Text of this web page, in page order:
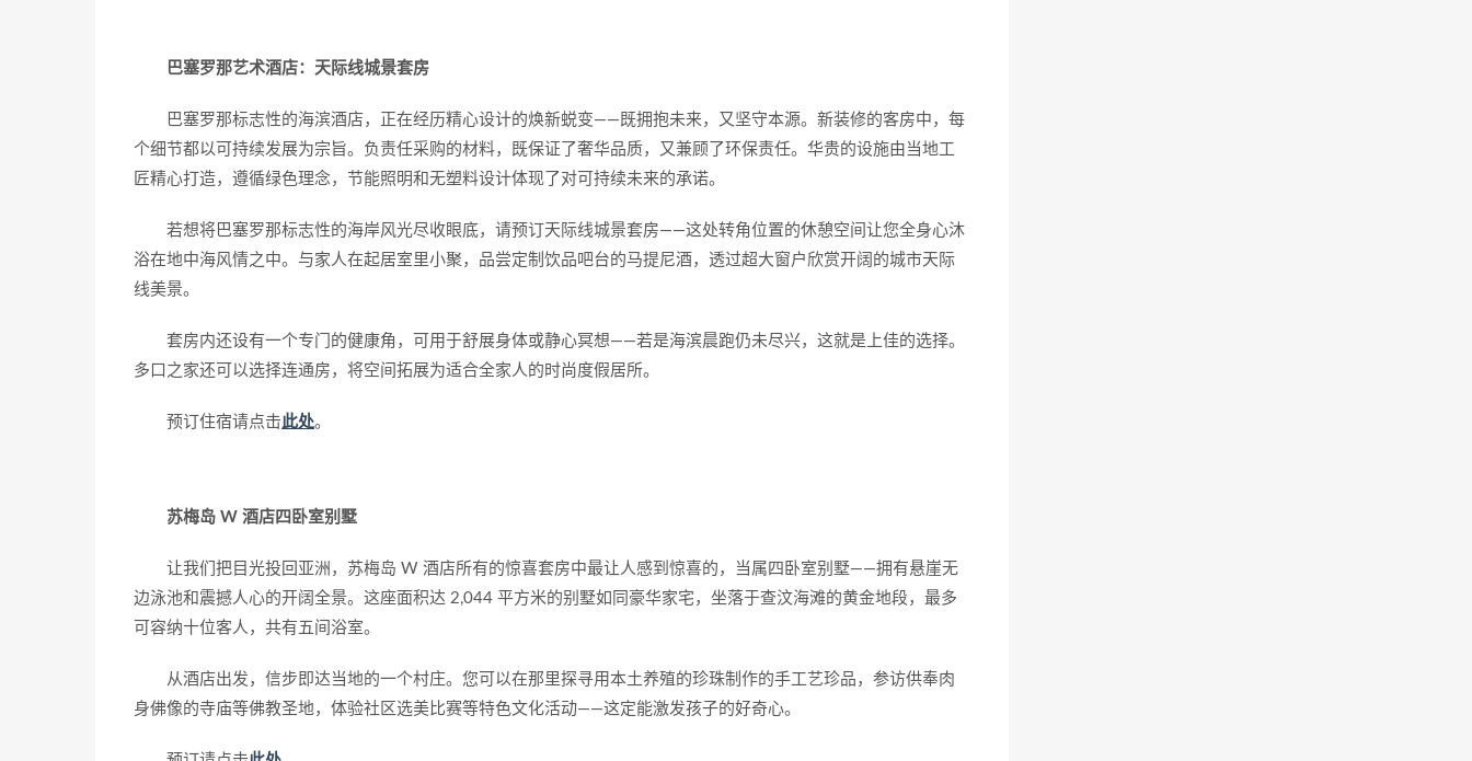
巴塞罗那艺术酒店：天际线城景套房
巴塞罗那标志性的海滨酒店，正在经历精心设计的焕新蜕变——既拥抱未来，又坚守本源。新装修的客房中，每
个细节都以可持续发展为宗旨。负责任采购的材料，既保证了奢华品质，又兼顾了环保责任。华贵的设施由当地工
匠精心打造，遵循绿色理念，节能照明和无塑料设计体现了对可持续未来的承诺。
若想将巴塞罗那标志性的海岸风光尽收眼底，请预订天际线城景套房——这处转角位置的休憩空间让您全身心沐
浴在地中海风情之中。与家人在起居室里小聚，品尝定制饮品吧台的马提尼酒，透过超大窗户欣赏开阔的城市天际
线美景。
套房内还设有一个专门的健康角，可用于舒展身体或静心冥想——若是海滨晨跑仍未尽兴，这就是上佳的选择。
多口之家还可以选择连通房，将空间拓展为适合全家人的时尚度假居所。
预订住宿请点击 此处。
苏梅岛 W 酒店四卧室别墅
让我们把目光投回亚洲，苏梅岛 W 酒店所有的惊喜套房中最让人感到惊喜的，当属四卧室别墅——拥有悬崖无
边泳池和震撼人心的开阔全景。这座面积达 2,044 平方米的别墅如同豪华家宅，坐落于查汶海滩的黄金地段，最多
可容纳十位客人，共有五间浴室。
从酒店出发，信步即达当地的一个村庄。您可以在那里探寻用本土养殖的珍珠制作的手工艺珍品，参访供奉肉
身佛像的寺庙等佛教圣地，体验社区选美比赛等特色文化活动——这定能激发孩子的好奇心。